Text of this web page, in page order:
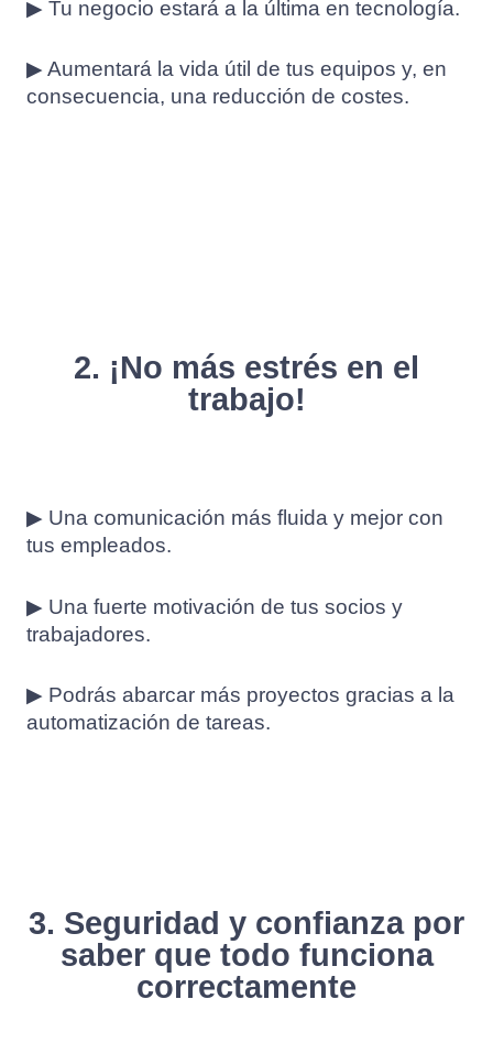
▶ Tu negocio estará a la última en tecnología.
▶ Aumentará la vida útil de tus equipos y, en
consecuencia, una reducción de costes.
2. ¡No más estrés en el
trabajo!
▶ Una comunicación más fluida y mejor con
tus empleados.
▶ Una fuerte motivación de tus socios y
trabajadores.
▶ Podrás abarcar más proyectos gracias a la
automatización de tareas.
3. Seguridad y confianza por
saber que todo funciona
correctamente